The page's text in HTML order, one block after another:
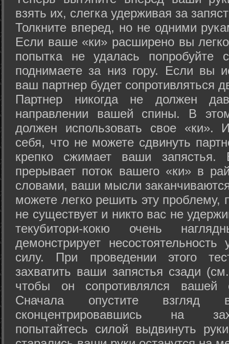
взять их, слегка удерживая за
Толкните вперед, но не одними
Если ваше «ки» расширено вы
попытка не удалась попробуйте
поднимаете за низ гору. Если вы
ваш партнер будет сопротивляться
Партнер никогда не должен
направлении вашей спины. В
должен использовать свое «ки».
себя, что не можете сдвинуть
крепко сжимает ваши запястья.
прерывает поток вашего «ки» в
словами, ваши мысли
можете легко решить эту проблему,
не существует и никто вас не
текубитори-кокю очень
демонстрирует
силу. При проведении этого
захватить ваши запястья сзади
чтобы он сопротивлялся вашей
Сначала опустите
сконцентрировавшись на
попытайтесь силой выдвинуть